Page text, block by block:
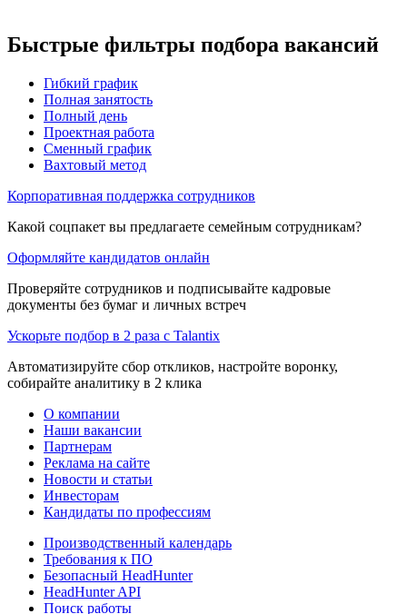
Быстрые фильтры подбора вакансий
Гибкий график
Полная занятость
Полный день
Проектная работа
Сменный график
Вахтовый метод
Корпоративная поддержка сотрудников
Какой соцпакет вы предлагаете семейным сотрудникам?
Оформляйте кандидатов онлайн
Проверяйте сотрудников и подписывайте кадровые
документы без бумаг и личных встреч
Ускорьте подбор в 2 раза с Talantix
Автоматизируйте сбор откликов, настройте воронку,
собирайте аналитику в 2 клика
О компании
Наши вакансии
Партнерам
Реклама на сайте
Новости и статьи
Инвесторам
Кандидаты по профессиям
Производственный календарь
Требования к ПО
Безопасный HeadHunter
HeadHunter API
Поиск работы